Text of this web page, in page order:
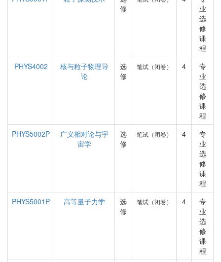
修
业
选
修
课
程
PHYS4002
核与粒子物理导
论
选
修
笔试（闭卷） 4
专
业
选
修
课
程
PHYS5002P
广义相对论与宇
宙学
选
修
笔试（闭卷） 4
专
业
选
修
课
程
PHYS5001P
高等量子力学
选
修
笔试（闭卷） 4
专
业
选
修
课
程